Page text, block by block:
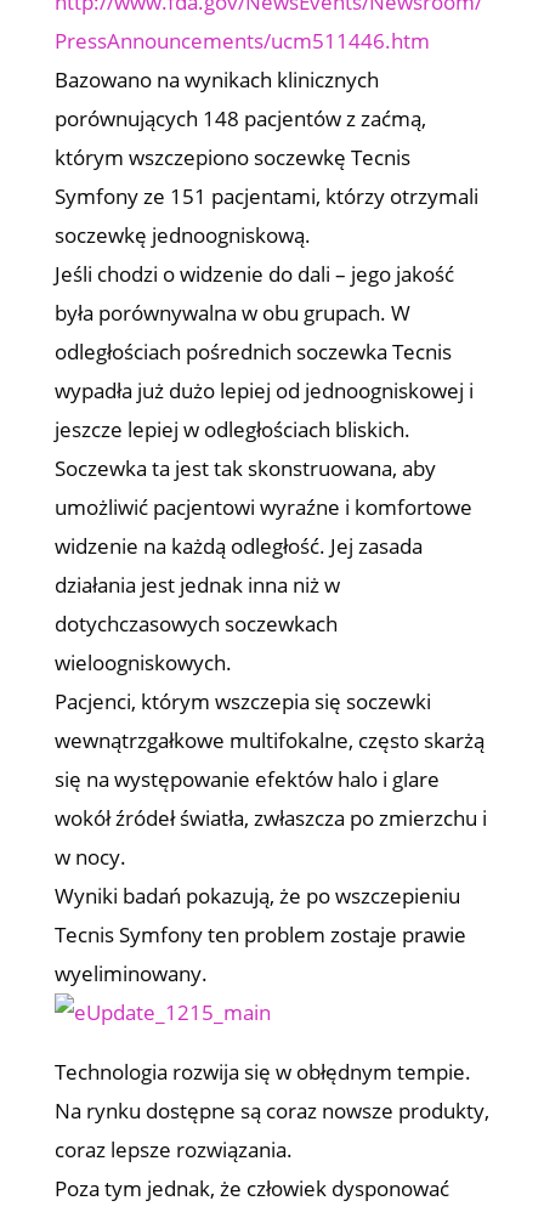
PressAnnouncements/ucm511446.htm
Bazowano na wynikach klinicznych
porównujących 148 pacjentów z zaćmą,
którym wszczepiono soczewkę Tecnis
Symfony ze 151 pacjentami, którzy otrzymali
soczewkę jednoogniskową.
Jeśli chodzi o widzenie do dali – jego jakość
była porównywalna w obu grupach. W
odległościach pośrednich soczewka Tecnis
wypadła już dużo lepiej od jednoogniskowej i
jeszcze lepiej w odległościach bliskich.
Soczewka ta jest tak skonstruowana, aby
umożliwić pacjentowi wyraźne i komfortowe
widzenie na każdą odległość. Jej zasada
działania jest jednak inna niż w
dotychczasowych soczewkach
wieloogniskowych.
Pacjenci, którym wszczepia się soczewki
wewnątrzgałkowe multifokalne, często skarżą
się na występowanie efektów halo i glare
wokół źródeł światła, zwłaszcza po zmierzchu i
w nocy.
Wyniki badań pokazują, że po wszczepieniu
Tecnis Symfony ten problem zostaje prawie
wyeliminowany.
Technologia rozwija się w obłędnym tempie.
Na rynku dostępne są coraz nowsze produkty,
coraz lepsze rozwiązania.
Poza tym jednak, że człowiek dysponować